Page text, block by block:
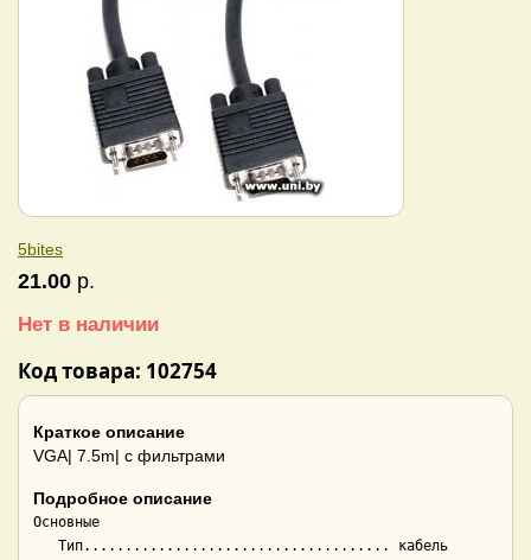
5bites
21.00 р.
Нет в наличии
Код товара: 102754
Краткое описание
VGA| 7.5m| с фильтрами
Подробное описание
Основные